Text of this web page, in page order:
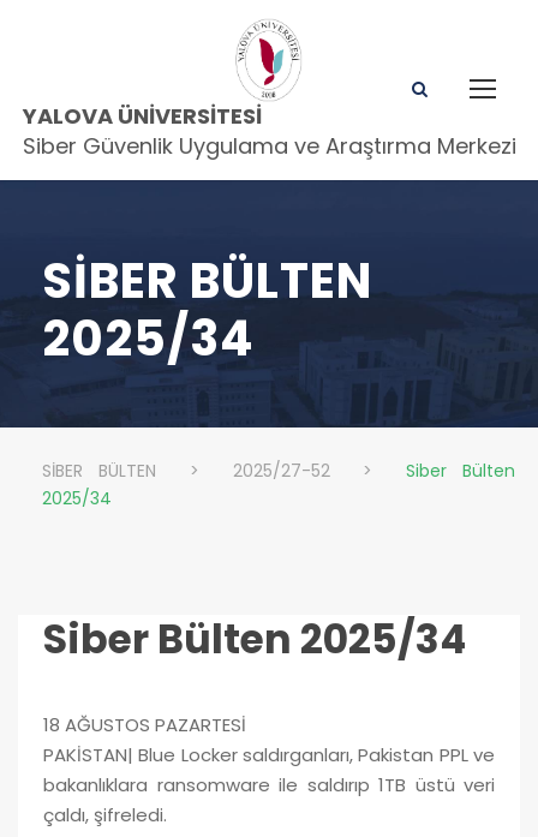
YALOVA ÜNIVERSITESI
Siber Güvenlik Uygulama ve Araştırma Merkezi
SIBER BÜLTEN
2025/34
SİBER BÜLTEN > 2025/27-52 >
Siber Bülten
2025/34
Siber Bülten 2025/34
18 AĞUSTOS PAZARTESİ
PAKİSTAN| Blue Locker saldırganları, Pakistan PPL ve
bakanlıklara ransomware ile saldırıp 1TB üstü veri
çaldı, şifreledi.